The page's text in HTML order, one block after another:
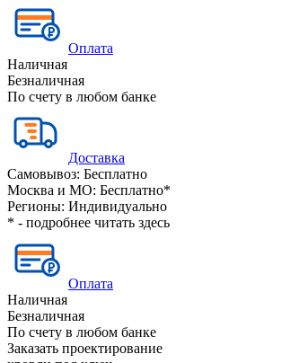
Оплата
Наличная
Безналичная
По счету в любом банке
Доставка
Самовывоз: Бесплатно
Москва и МО: Бесплатно*
Регионы: Индивидуально
* - подробнее читать здесь
Оплата
Наличная
Безналичная
По счету в любом банке
Заказать проектирование